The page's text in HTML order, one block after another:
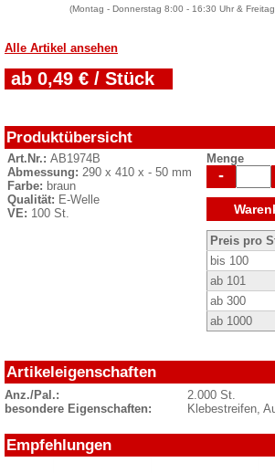
(Montag - Donnerstag 8:00 - 16:30 Uhr &
Alle Artikel ansehen
ab 0,49 € / Stück
Produktübersicht
Art.Nr.: AB1974B
Abmessung: 290 x 410 x - 50 mm
Farbe: braun
Qualität: E-Welle
VE: 100 St.
Menge
-
Preis pro
bis 100
ab 101
ab 300
ab 1000
Artikeleigenschaften
Anz./Pal.:
2.000 St.
besondere Eigenschaften:
Klebestreifen,
Empfehlungen